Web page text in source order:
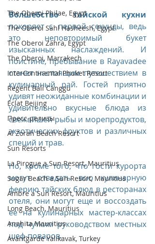
The Oberoi Philae, Egypt
The Oberoi Sahl Hasheesh, Egypt
The Oberoi Zahra, Egypt
The Oberoi, Marrakech
InterContinental Phuket Resort
Regent Bali Canggu
Eclat Beijing
Пресс-релизы
Al Zorah Beach Resort
Sun Resorts
La Pirogue a Sun Resort, Mauritius
Sugar Beach a Sun Resort, Mauritius
Ambre a Sun Resort, Mauritius
Long Beach, Mauritius
Anahita Mauritius
Avantgarde Yalıkavak, Turkey
Волшебство тайской кухни
покоряет с первой секунды, ведь
это неповторимый букет
изысканных наслаждений. И
поистине, пребывание в Rayavadee
станет настоящим путешествием в
кулинарный рай. Гостей приятно
удивят неожиданные комбинации и
удивительно вкусные блюда из
свежайшей рыбы и морепродуктов,
экзотических фруктов и различных
специй и трав.
Но, кроме того, что гости курорта
могут отведать всю кулинарную
феерию тайских блюд в ресторанах
отеля, они могут еще и воссоздать
ее на кулинарных мастер-классах
под чутким руководством местных
шеф-поваров.